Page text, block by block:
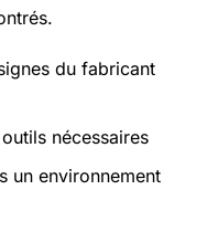
du fabricant
nécessaires
un environnement